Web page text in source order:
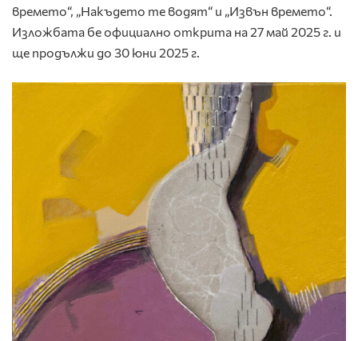
времето“, „Накъдето те водят“ и „Извън времето“.
Изложбата бе официално открита на 27 май 2025 г. и
ще продължи до 30 юни 2025 г.